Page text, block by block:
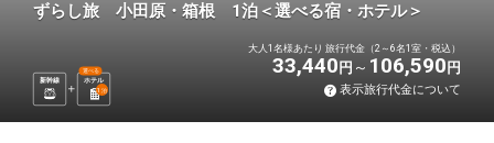
ずらし旅 小田原・箱根 1泊＜選べる宿・ホテル＞
新幹線 ホテル
選べる
1 泊
大人1名様あたり 旅行代金（2～6名1室・税込）
33,440 円 106,590 円
表示旅行代金について